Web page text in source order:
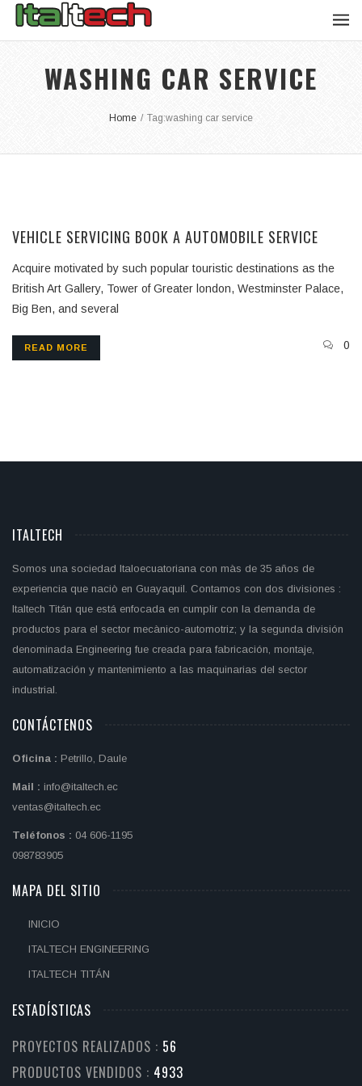
WASHING CAR SERVICE
Home / Tag:washing car service
VEHICLE SERVICING BOOK A AUTOMOBILE SERVICE
Acquire motivated by such popular touristic destinations as the
British Art Gallery, Tower of Greater london, Westminster Palace,
Big Ben, and several
READ MORE 0
ITALTECH
Somos una sociedad Italoecuatoriana con màs de 35 años de
experiencia que naciò en Guayaquil. Contamos con dos divisiones :
Italtech Titán que está enfocada en cumplir con la demanda de
productos para el sector mecànico-automotriz; y la segunda división
denominada Engineering fue creada para fabricación, montaje,
automatización y mantenimiento a las maquinarias del sector
industrial.
CONTÁCTENOS
Oficina : Petrillo, Daule
Mail : info@italtech.ec
ventas@italtech.ec
Teléfonos : 04 606-1195
098783905
MAPA DEL SITIO
INICIO
ITALTECH ENGINEERING
ITALTECH TITÁN
ESTADÍSTICAS
PROYECTOS REALIZADOS : 58
PRODUCTOS VENDIDOS : 5032